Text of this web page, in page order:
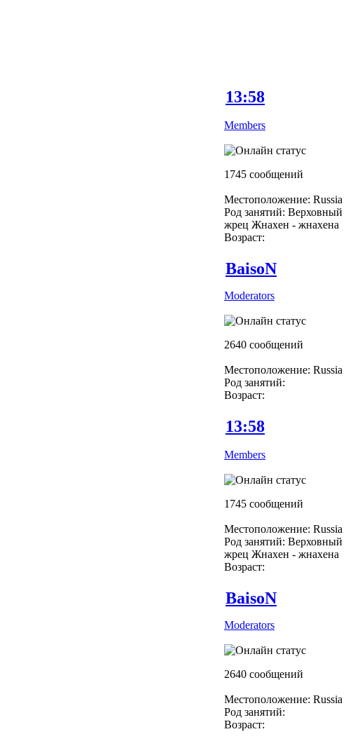
13:58
Members
1745 сообщений
Местоположение: Russia
Род занятий: Верховный
жрец Жнахен - жнахена
Возраст:
BaisoN
Moderators
2640 сообщений
Местоположение: Russia
Род занятий:
Возраст:
13:58
Members
1745 сообщений
Местоположение: Russia
Род занятий: Верховный
жрец Жнахен - жнахена
Возраст:
BaisoN
Moderators
2640 сообщений
Местоположение: Russia
Род занятий:
Возраст: